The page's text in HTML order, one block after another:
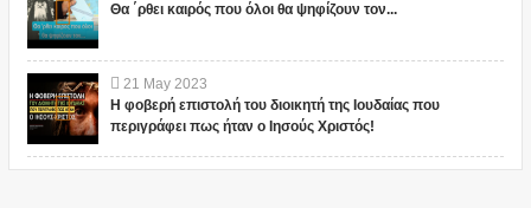
Θα ΄ρθει καιρός που όλοι θα ψηφίζουν τον...
21 May 2023
Η φοβερή επιστολή του διοικητή της Ιουδαίας που
περιγράφει πως ήταν ο Ιησούς Χριστός!